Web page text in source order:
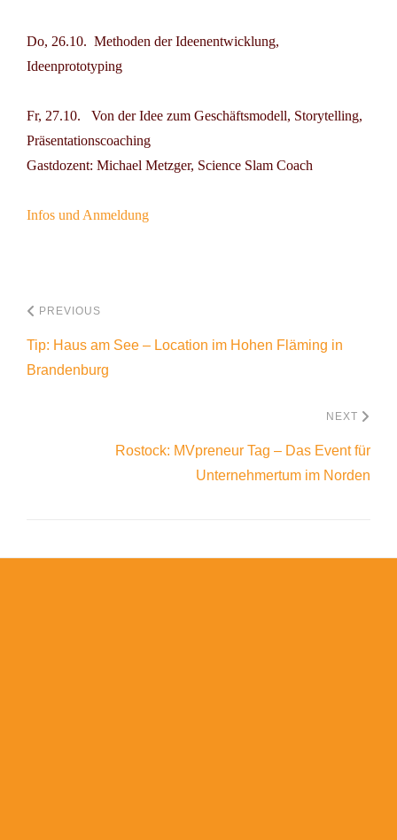
Do, 26.10. Methoden der Ideenentwicklung,
Ideenprototyping
Fr, 27.10. Von der Idee zum Geschäftsmodell, Storytelling,
Präsentationscoaching
Gastdozent: Michael Metzger, Science Slam Coach
Infos und Anmeldung
PREVIOUS
Tip: Haus am See – Location im Hohen Fläming in
Brandenburg
NEXT
Rostock: MVpreneur Tag – Das Event für
Unternehmertum im Norden